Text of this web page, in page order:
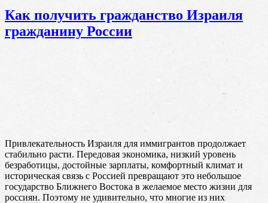
Как получить гражданство Израиля
гражданину России
Привлекательность Израиля для иммигрантов продолжает
стабильно расти. Передовая экономика, низкий уровень
безработицы, достойные зарплаты, комфортный климат и
историческая связь с Россией превращают это небольшое
государство Ближнего Востока в желаемое место жизни для
россиян. Поэтому не удивительно, что многие из них